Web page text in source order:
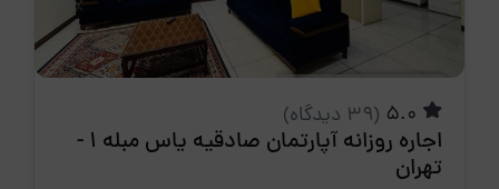
(39 دیدگاه)
اجاره روزانه آپارتمان صادقیه یاس مبله 1 -
تهران